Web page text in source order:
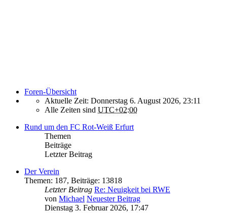
Foren-Übersicht
Aktuelle Zeit: Donnerstag 6. August 2026, 23:11
Alle Zeiten sind UTC+02:00
Rund um den FC Rot-Weiß Erfurt
Themen
Beiträge
Letzter Beitrag
Der Verein
Themen: 187, Beiträge: 13818
Letzter Beitrag Re: Neuigkeit bei RWE
von Michael Neuester Beitrag
Dienstag 3. Februar 2026, 17:47